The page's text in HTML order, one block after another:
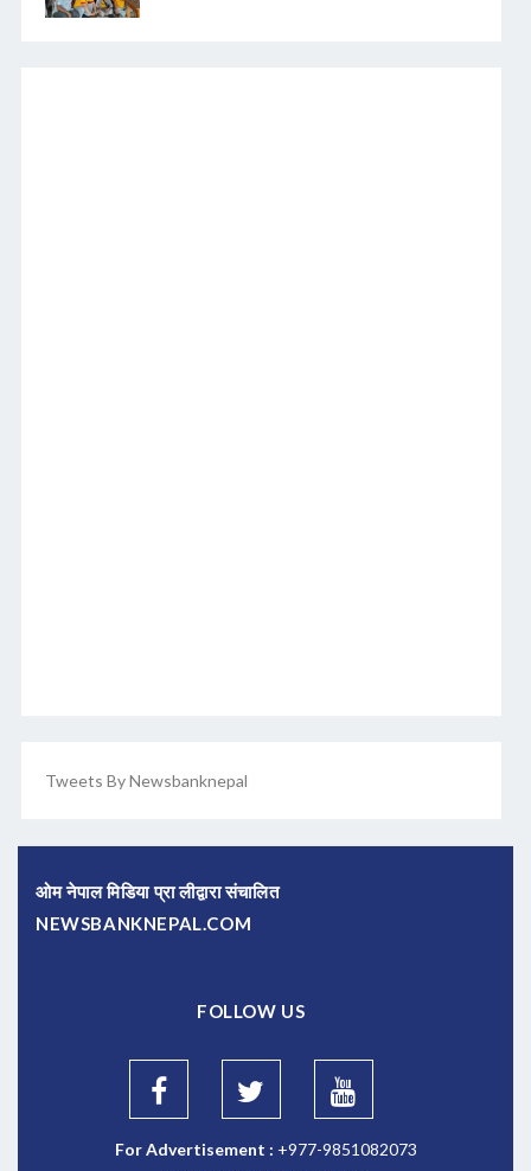
Tweets By Newsbanknepal
ओम नेपाल मिडिया प्रा लीद्वारा संचालित
NEWSBANKNEPAL.COM
FOLLOW US
For Advertisement : +977-9851082073